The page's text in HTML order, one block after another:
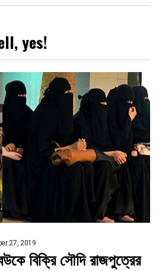
yes!
27, 2019
বিক্রি সৌদি রাজপুত্রের